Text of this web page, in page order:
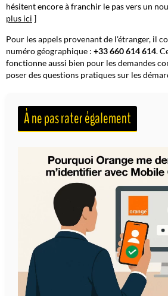
hésitent encore à franchir le pas vers un
plus ici ]
Pour les appels provenant de l'étranger, il
numéro géographique : +33 660 614 614.
fonctionne aussi bien pour les demandes
poser des questions pratiques sur les
À ne pas rater également